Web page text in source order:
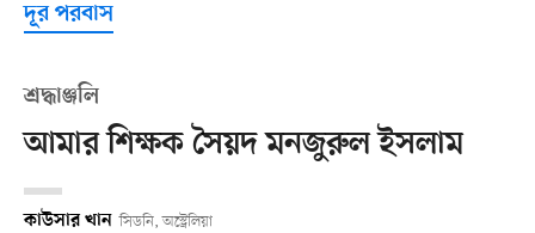
দূর পরবাস
শ্রদ্ধাঞ্জলি
আমার শিক্ষক সৈয়দ মনজুরুল ইসলাম
কাউসার খান সিডনি, অস্ট্রেলিয়া